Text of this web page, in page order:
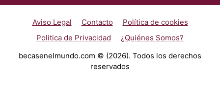
Aviso Legal Contacto
Política de cookies
Politica de Privacidad
¿Quiénes Somos?
becasenelmundo.com © (2026). Todos los derechos
reservados